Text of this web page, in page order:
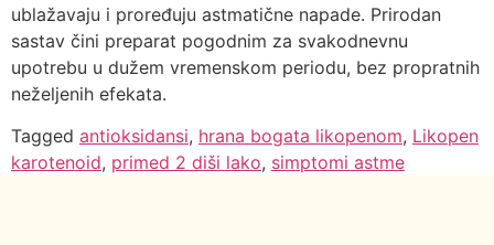
ublažavaju i proređuju astmatične napade. Prirodan
sastav čini preparat pogodnim za svakodnevnu
upotrebu u dužem vremenskom periodu, bez propratnih
neželjenih efekata.
Tagged antioksidansi, hrana bogata likopenom, Likopen
karotenoid, primed 2 diši lako, simptomi astme